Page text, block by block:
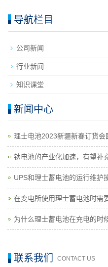
导航栏目
公司新闻
行业新闻
知识课堂
新闻中心
理士电池2023新疆新春订货会
钠电池的产业化加速，有望补
UPS和理士蓄电池的运行维护
在变电所使用理士蓄电池时需
为什么理士蓄电池在充电的时
联系我们 CONTACT US